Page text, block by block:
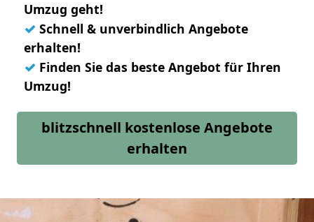
Umzug geht!
✓ Schnell & unverbindlich Angebote
erhalten!
✓ Finden Sie das beste Angebot für Ihren
Umzug!
blitzschnell kostenlose Angebote
erhalten